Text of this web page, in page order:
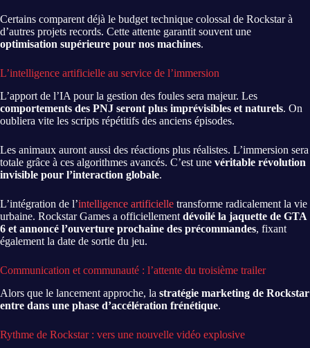
Certains comparent déjà le budget technique colossal de Rockstar à
d’autres projets records. Cette attente garantit souvent une
optimisation supérieure pour nos machines.
L’intelligence artificielle au service de l’immersion
L’apport de l’IA pour la gestion des foules sera majeur. Les
comportements des PNJ seront plus imprévisibles et naturels. On
oubliera vite les scripts répétitifs des anciens épisodes.
Les animaux auront aussi des réactions plus réalistes. L’immersion sera
totale grâce à ces algorithmes avancés. C’est une véritable révolution
invisible pour l’interaction globale.
L’intégration de l’intelligence artificielle transforme radicalement la vie
urbaine. Rockstar Games a officiellement dévoilé la jaquette de GTA
6 et annoncé l’ouverture prochaine des précommandes, fixant
également la date de sortie du jeu.
Communication et communauté : l’attente du troisième trailer
Alors que le lancement approche, la stratégie marketing de Rockstar
entre dans une phase d’accélération frénétique.
Rythme de Rockstar : vers une nouvelle vidéo explosive